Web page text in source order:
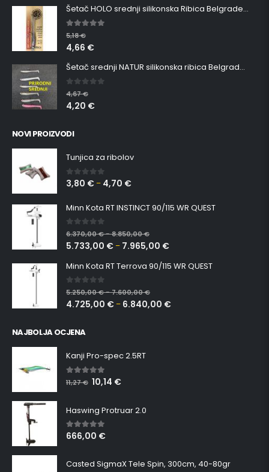
Šetač HOLO srednji silikonska Ribica Belgrade Walker
5.00
5,18€
4,66 €
Šetač srednji NATUR silikonska ribica Belgrade Walker
0 out of 5
4,67€
4,20 €
NOVI PROIZVODI
Tunjica za ribolov
0 out of 5
3,80 € – 4,70 €
Minn Kota RT INSTINCT 90/115 WR QUEST
0 out of 5
6.370,00€–8.850,00€
5.733,00 € – 7.965,00 €
Minn Kota RT Terrova 90/115 WR QUEST
0 out of 5
5.250,00€–7.600,00€
4.725,00 € – 6.840,00 €
NAJBOLJA OCJENA
Kanji Pro-spec 2.5RT
5.00out of 5
11,27€ 10,14 €
Haswing Protruar 2.0
5.00 out of 5
666,00 €
Casted SigmaX Tele Spin, 300cm, 40-80gr